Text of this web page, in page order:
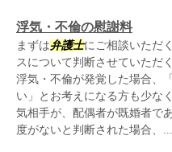
浮気・不倫の慰謝料
まずは弁護士にご相談いただ
スについて判断させていただ
浮気・不倫が発覚した場合、
い」とお考えになる方も少な
気相手が、配偶者が既婚者で
度がないと判断された場合、...